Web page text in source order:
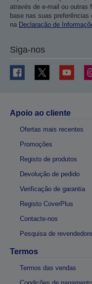
através de e-mail ou outras
base nas suas
na Declaração de
Siga-nos
Apoio ao cliente
Ofertas mais recentes
Promoções
Registo de produtos
Devolução de pedido
Verificação de garantia
Registo CoverPlus
Contacte-nos
Pesquisa de
Termos
Termos das vendas